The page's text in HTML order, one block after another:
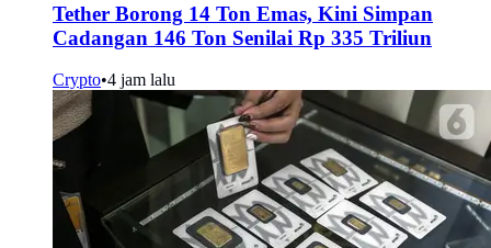
Tether Borong 14 Ton Emas, Kini Simpan
Cadangan 146 Ton Senilai Rp 335 Triliun
Crypto•4 jam lalu